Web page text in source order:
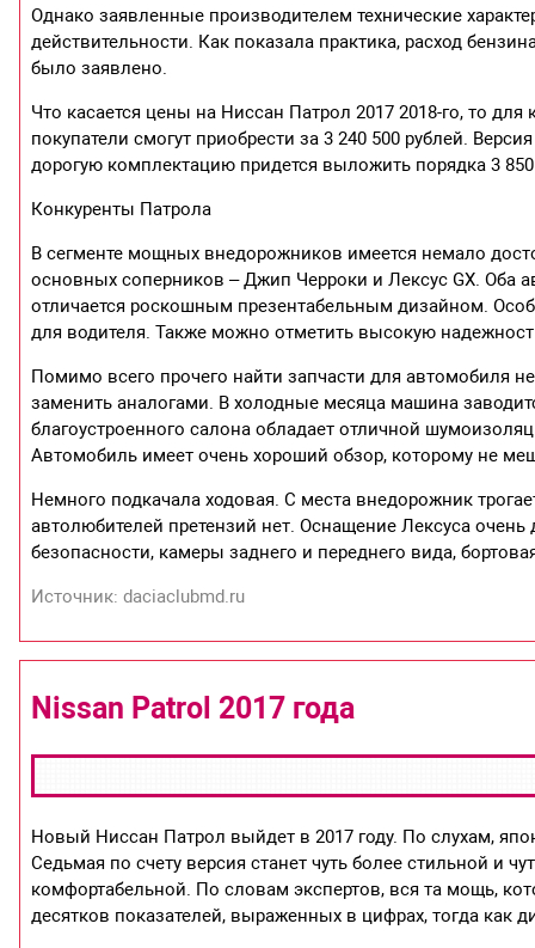
Однако заявленные производителем технические
действительности. Как показала практика, расход
было заявлено.
Что касается цены на Ниссан Патрол 2017 2018-го, то
покупатели смогут приобрести за 3 240 500 рублей.
дорогую комплектацию придется выложить порядка 3
Конкуренты Патрола
В сегменте мощных внедорожников имеется немало
основных соперников – Джип Черроки и Лексус GX. Оба
отличается роскошным презентабельным дизайном.
для водителя. Также можно отметить высокую
Помимо всего прочего найти запчасти для автомобиля
заменить аналогами. В холодные месяца машина
благоустроенного салона обладает отличной
Автомобиль имеет очень хороший обзор, которому не
Немного подкачала ходовая. С места внедорожник
автолюбителей претензий нет. Оснащение Лексуса
безопасности, камеры заднего и переднего вида,
Источник: daciaclubmd.ru
Nissan Patrol 2017 года
Новый Ниссан Патрол выйдет в 2017 году. По слухам,
Седьмая по счету версия станет чуть более стильной и
комфортабельной. По словам экспертов, вся та мощь,
десятков показателей, выраженных в цифрах, тогда как